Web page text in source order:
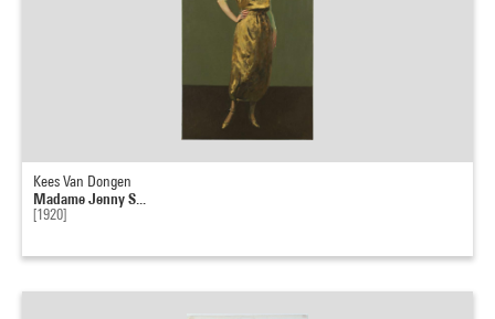
Kees Van Dongen
Madame Jenny S...
[1920]